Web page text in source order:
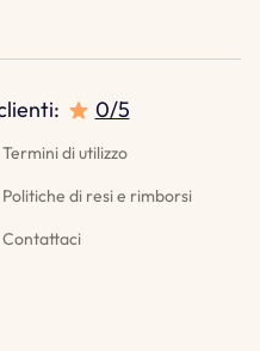
di anteprima dal vivo ti
apparirà il tuo portachiavi
e dei dettagli.
Termini di utilizzo
Politiche di resi e rimborsi
Contattaci
: 0/5